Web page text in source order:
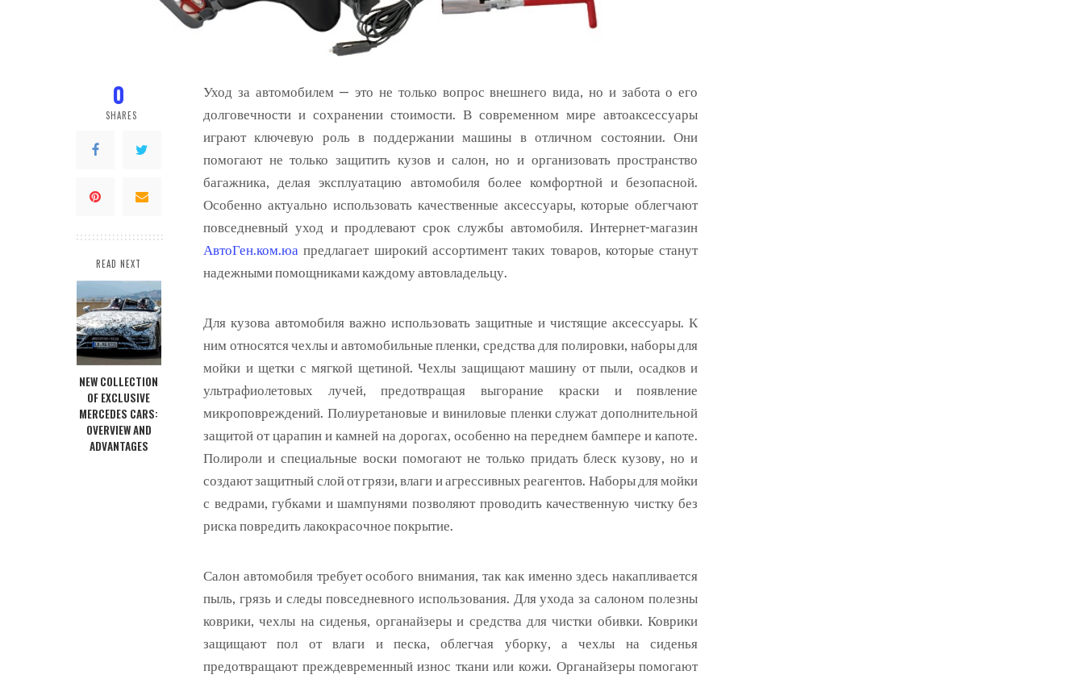
0
SHARES
READ NEXT
NEW COLLECTION
OF EXCLUSIVE
MERCEDES CARS:
OVERVIEW AND
ADVANTAGES
Уход за автомобилем — это не только вопрос внешнего вида, но и забота о его
долговечности и сохранении стоимости. В современном мире автоаксессуары
играют ключевую роль в поддержании машины в отличном состоянии. Они
помогают не только защитить кузов и салон, но и организовать пространство
багажника, делая эксплуатацию автомобиля более комфортной и безопасной.
Особенно актуально использовать качественные аксессуары, которые облегчают
повседневный уход и продлевают срок службы автомобиля. Интернет-магазин
АвтоГен.ком.юа предлагает широкий ассортимент таких товаров, которые станут
надежными помощниками каждому автовладельцу.
Для кузова автомобиля важно использовать защитные и чистящие аксессуары. К
ним относятся чехлы и автомобильные пленки, средства для полировки, наборы для
мойки и щетки с мягкой щетиной. Чехлы защищают машину от пыли, осадков и
ультрафиолетовых лучей, предотвращая выгорание краски и появление
микроповреждений. Полиуретановые и виниловые пленки служат дополнительной
защитой от царапин и камней на дорогах, особенно на переднем бампере и капоте.
Полироли и специальные воски помогают не только придать блеск кузову, но и
создают защитный слой от грязи, влаги и агрессивных реагентов. Наборы для мойки
с ведрами, губками и шампунями позволяют проводить качественную чистку без
риска повредить лакокрасочное покрытие.
Салон автомобиля требует особого внимания, так как именно здесь накапливается
пыль, грязь и следы повседневного использования. Для ухода за салоном полезны
коврики, чехлы на сиденья, органайзеры и средства для чистки обивки. Коврики
защищают пол от влаги и песка, облегчая уборку, а чехлы на сиденья
предотвращают преждевременный износ ткани или кожи. Органайзеры помогают